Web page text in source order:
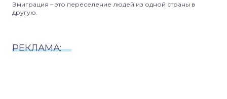
Эмиграция – это переселение людей из одной страны в
другую.
РЕКЛАМА: